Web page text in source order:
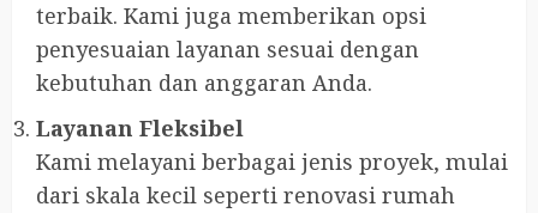
terbaik. Kami juga memberikan opsi
penyesuaian layanan sesuai dengan
kebutuhan dan anggaran Anda.
Layanan Fleksibel
Kami melayani berbagai jenis proyek, mulai
dari skala kecil seperti renovasi rumah